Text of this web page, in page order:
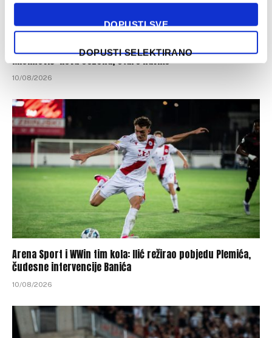
DOPUSTI SVE
DOPUSTI SELEKTIRANO
Misimović: Nova sezona, stare navike
10/08/2026
Arena Sport i WWin tim kola: Ilić režirao pobjedu Plemića,
čudesne intervencije Banića
10/08/2026